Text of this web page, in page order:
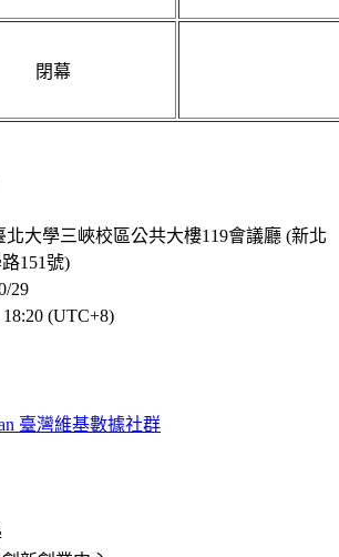
閉幕
北大學三峽校區公共大樓119會議廳 (新北
151號)
29
(UTC+8)
臺灣維基數據社群